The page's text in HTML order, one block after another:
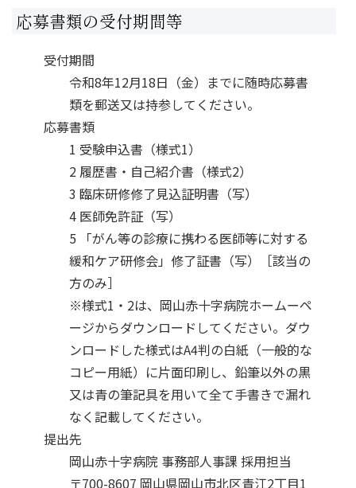
応募書類の受付期間等
受付期間
令和8年12月18日（金）までに随時応募書
類を郵送又は持参してください。
応募書類
1 受験申込書（様式1）
2 履歴書・自己紹介書（様式2）
3 臨床研修修了見込証明書（写）
4 医師免許証（写）
5 「がん等の診療に携わる医師等に対する
緩和ケア研修会」修了証書（写）［該当の
※様式1・2は、岡山赤十字病院ホームーペ
ージからダウンロードしてください。ダウ
ンロードした様式はA4判の白紙（一般的な
コピー用紙）に片面印刷し、鉛筆以外の黒
又は青の筆記具を用いて全て手書きで漏れ
なく記載してください。
提出先
岡山赤十字病院 事務部人事課 採用担当
〒700-8607 岡山県岡山市北区青江2丁目1